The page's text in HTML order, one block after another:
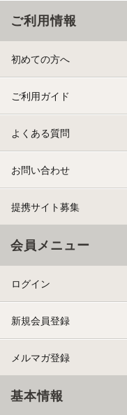
ご利用情報
初めての方へ
ご利用ガイド
よくある質問
お問い合わせ
提携サイト募集
会員メニュー
ログイン
新規会員登録
メルマガ登録
基本情報